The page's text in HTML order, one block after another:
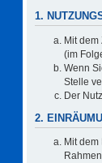
1.
Mit
(im
Wenn
Stelle
Der
2.
Mit